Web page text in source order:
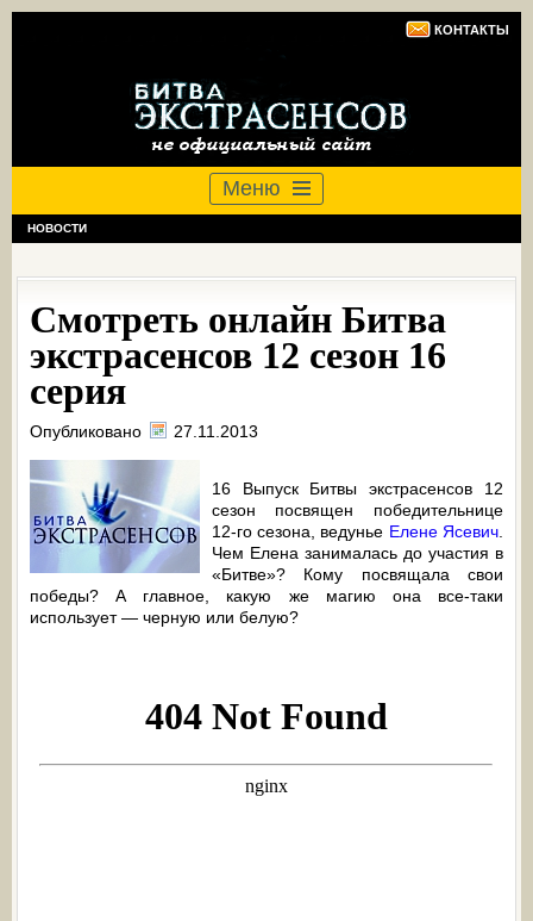
КОНТАКТЫ
Меню
НОВОСТИ
Смотреть онлайн Битва
экстрасенсов 12 сезон 16
серия
Опубликовано 27.11.2013
16 Выпуск Битвы экстрасенсов 12
сезон посвящен победительнице
12-го сезона, ведунье Елене Ясевич.
Чем Елена занималась до участия в
«Битве»? Кому посвящала свои
победы? А главное, какую же магию она все-таки
использует — черную или белую?